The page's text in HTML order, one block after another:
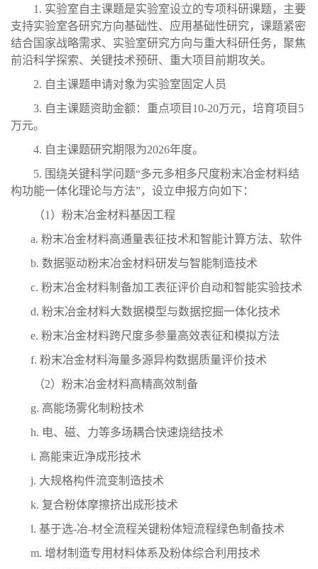
1. 实验室自主课题是实验室设立的专项科研课题，主要
支持实验室各研究方向基础性、应用基础性研究，课题紧密
结合国家战略需求、实验室研究方向与重大科研任务，聚焦
前沿科学探索、关键技术预研、重大项目前期攻关。
2. 自主课题申请对象为实验室固定人员
3. 自主课题资助金额： 重点项目 10-20万元，培育项目 5
万元。
4. 自主课题研究期限为2026年度。
5. 围绕关键科学问题“多元多相多尺度粉末冶金材料结
构功能一体化理论与方法”，设立申报方向如下：
（1 ）粉末冶金材料基因工程
a. 粉末冶金材料高通量表征技术和智能计算方法、软件
b. 数据驱动粉末冶金材料研发与智能制造技术
c. 粉末冶金材料制备加工表征评价自动和智能实验技术
d. 粉末冶金材料大数据模型与数据挖掘一体化技术
e. 粉末冶金材料跨尺度多参量高效表征和模拟方法
f. 粉末冶金材料海量多源异构数据质量评价技术
（2）粉末冶金材料高精高效制备
g. 高能场雾化制粉技术
h. 电、磁、力等多场耦合快速烧结技术
i. 高能束近净成形技术
j. 大规格构件流变制造技术
k. 复合粉体摩擦挤出成形技术
l. 基于选-冶-材全流程关键粉体短流程绿色制备技术
m. 增材制造专用材料体系及粉体综合利用技术